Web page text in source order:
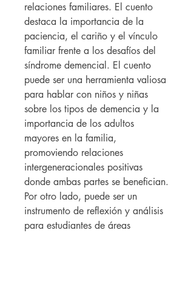
relaciones familiares. El cuento
destaca la importancia de la
paciencia, el cariño y el vínculo
familiar frente a los desafíos del
síndrome demencial. El cuento
puede ser una herramienta valiosa
para hablar con niños y niñas
sobre los tipos de demencia y la
importancia de los adultos
mayores en la familia,
promoviendo relaciones
intergeneracionales positivas
donde ambas partes se benefician.
Por otro lado, puede ser un
instrumento de reflexión y análisis
para estudiantes de áreas